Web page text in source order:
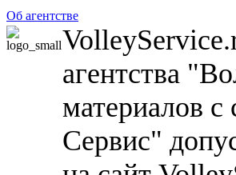
Об агентстве
агентства
материалов с
Сервис"